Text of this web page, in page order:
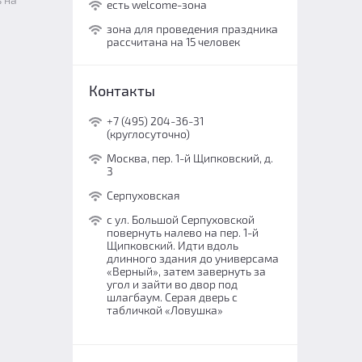
есть welcome-зона
зона для проведения праздника
рассчитана на 15 человек
Контакты
+7 (495) 204-36-31
(круглосуточно)
Москва, пер. 1-й Щипковский, д.
3
Серпуховская
с ул. Большой Серпуховской
повернуть налево на пер. 1-й
Щипковский. Идти вдоль
длинного здания до универсама
«Верный», затем завернуть за
угол и зайти во двор под
шлагбаум. Серая дверь с
табличкой «Ловушка»